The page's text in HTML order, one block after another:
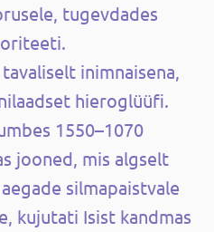
tugevdades
inimnaisena,
hieroglüüfi.
1550–1070
jooned, mis algselt
silmapaistvale
kujutati Isist kandmas